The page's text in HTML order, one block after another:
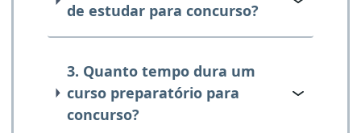
de estudar para concurso?
3. Quanto tempo dura um
curso preparatório para
concurso?